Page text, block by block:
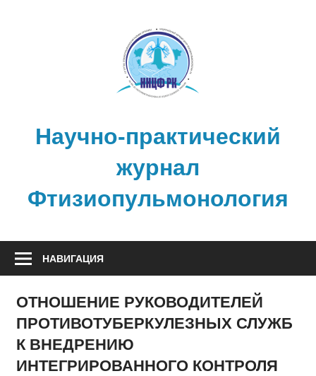
Научно-практический
журнал
Фтизиопульмонология
НАВИГАЦИЯ
ОТНОШЕНИЕ РУКОВОДИТЕЛЕЙ
ПРОТИВОТУБЕРКУЛЕЗНЫХ СЛУЖБ
К ВНЕДРЕНИЮ
ИНТЕГРИРОВАННОГО КОНТРОЛЯ